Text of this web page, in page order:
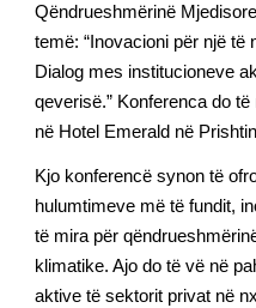
Qëndrueshmërinë
temë: “Inovacioni për një të
Dialog mes institucioneve
qeverisë.” Konferenca do
në Hotel Emerald në
Kjo konferencë synon të
hulumtimeve më të fundit,
të mira për
klimatike. Ajo do të vë në
aktive të sektorit privat në